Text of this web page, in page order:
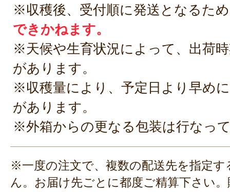
※収穫後、受付順に発送となるため
できかねます。
※天候や生育状況によって、出荷
があります。
※収穫量により、予定日より早め
があります。
※外箱からの更なる包装は行なっ
※一度の注文で、複数の配送先を指定
ん。お届け先ごとに都度ご精算下さい